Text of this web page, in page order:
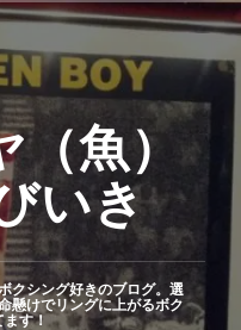
（魚）
いき
クシング好きのブログ。選
懸けでリングに上がるボク
ます！